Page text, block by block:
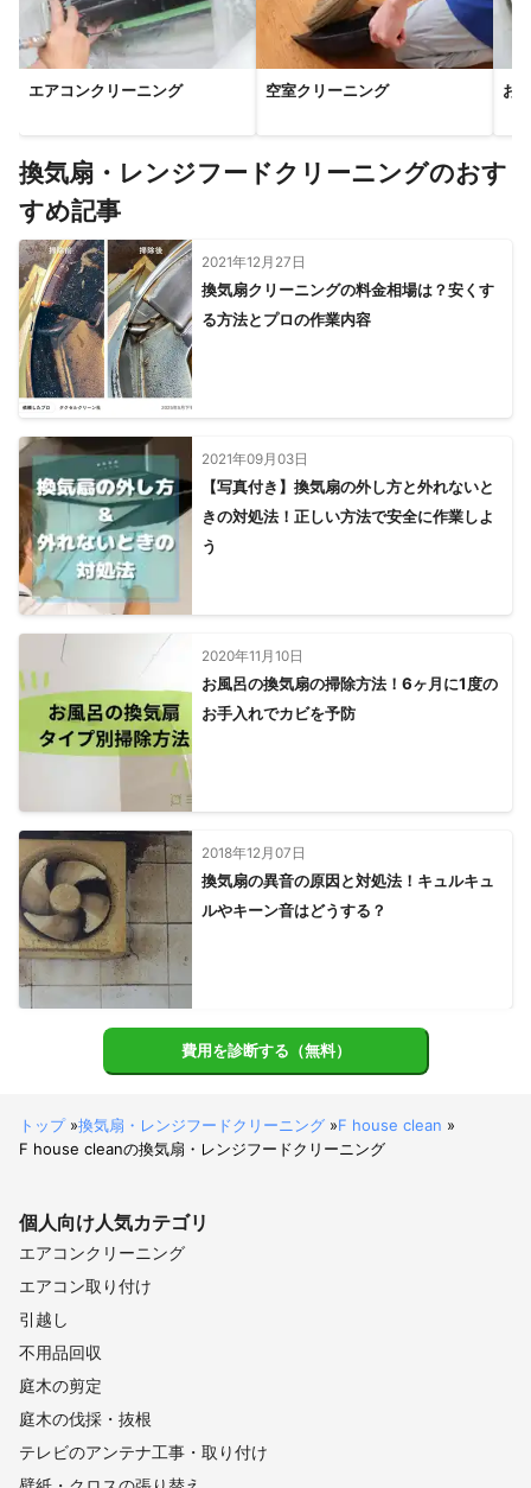
エアコンクリーニング 空室クリーニング お
換気扇・レンジフードクリーニングのおす
すめ記事
2021年12月27日
換気扇クリーニングの料金相場は？安くす
る方法とプロの作業内容
2021年09月03日
【写真付き】換気扇の外し方と外れないと
きの対処法！正しい方法で安全に作業しよ
う
2020年11月10日
お風呂の換気扇の掃除方法！6ヶ月に1度の
お手入れでカビを予防
2018年12月07日
換気扇の異音の原因と対処法！キュルキュ
ルやキーン音はどうする？
費用を診断する（無料）
トップ»換気扇・レンジフードクリーニング »F house clean »
F house cleanの換気扇・レンジフードクリーニング
個人向け人気カテゴリ
エアコンクリーニング
エアコン取り付け
引越し
不用品回収
庭木の剪定
庭木の伐採・抜根
テレビのアンテナ工事・取り付け